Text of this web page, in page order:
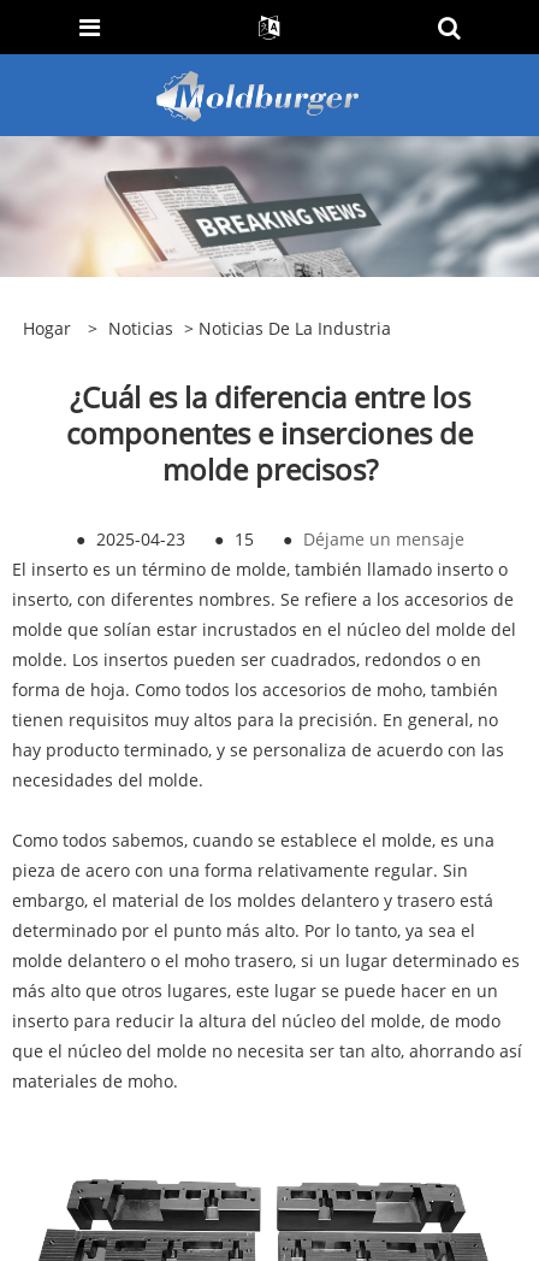
Hogar > Noticias > Noticias De La Industria
¿Cuál es la diferencia entre los
componentes e inserciones de
molde precisos?
● 2025-04-23 ● 15 ● Déjame un mensaje
El inserto es un término de molde, también llamado inserto o
inserto, con diferentes nombres. Se refiere a los accesorios de
molde que solían estar incrustados en el núcleo del molde del
molde. Los insertos pueden ser cuadrados, redondos o en
forma de hoja. Como todos los accesorios de moho, también
tienen requisitos muy altos para la precisión. En general, no
hay producto terminado, y se personaliza de acuerdo con las
necesidades del molde.
Como todos sabemos, cuando se establece el molde, es una
pieza de acero con una forma relativamente regular. Sin
embargo, el material de los moldes delantero y trasero está
determinado por el punto más alto. Por lo tanto, ya sea el
molde delantero o el moho trasero, si un lugar determinado es
más alto que otros lugares, este lugar se puede hacer en un
inserto para reducir la altura del núcleo del molde, de modo
que el núcleo del molde no necesita ser tan alto, ahorrando así
materiales de moho.